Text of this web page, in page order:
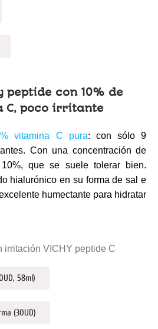
peptide con 10% de
C, poco irritante
vitamina C pura: con sólo 9
Con una concentración de
que se suele tolerar bien.
hialurónico en su forma de sal e
humectante para hidratar
58ml)
(30UD)